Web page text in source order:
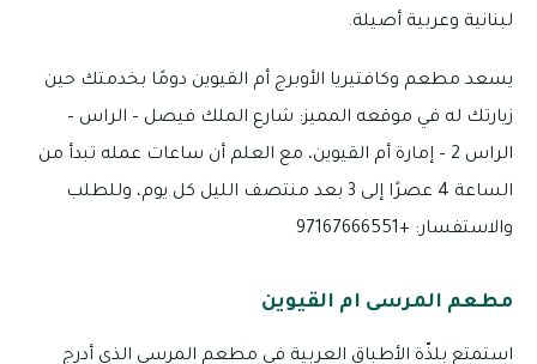
لبنانية وعربية أصيلة.
يسعد مطعم وكافتيريا الأوبرج أم القيوين دومًا بخدمتك حين
زيارتك له في موقعه المميز: شارع الملك فيصل – الراس –
الراس 2 – إمارة أم القيوين، مع العلم أن ساعات عمله تبدأ من
الساعة 4 عصرًا إلى 3 بعد منتصف الليل كل يوم، وللطلب
والاستفسار: +97167666551
مطعم المرسى ام القيوين
استمتع بلذّة الأطباق العربية في مطعم المرسى الذي أدرج